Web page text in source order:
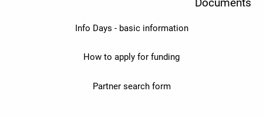
Documents
Info Days - basic information
How to apply for funding
Partner search form